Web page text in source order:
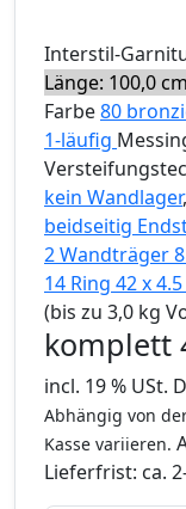
Interstil-
Länge: 100,0 cm
Farbe80
1-läufig
kein Wandlager,
beidseitig
2 Wandträger
14 Ring 42 x
(bis zu 3,0 kg
komplett
incl. 19 % USt.
Abhängig von
Kasse variieren.
Lieferfrist: ca.